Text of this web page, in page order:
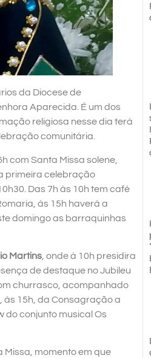
da Diocese de
Aparecida. É um dos
religiosa nesse dia terá
comunitária.
com Santa Missa solene,
primeira celebração
Das 7h às 10h tem café
às 15h haverá a
domingo as barraquinhas
Martins , onde à 10h presidira
de destaque no Jubileu
churrasco, acompanhado
às 15h, da Consagração a
do conjunto musical Os
momento em que